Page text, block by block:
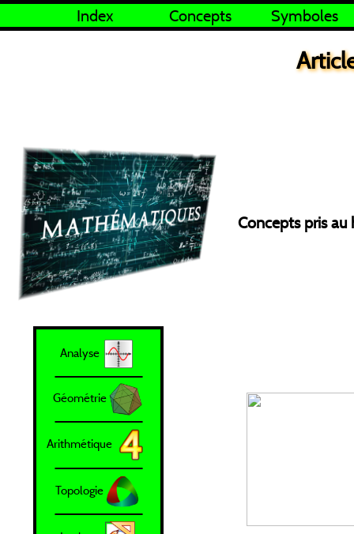
Index Concepts Symboles
Concepts pris au
Analyse
Géométrie
Arithmétique
Topologie